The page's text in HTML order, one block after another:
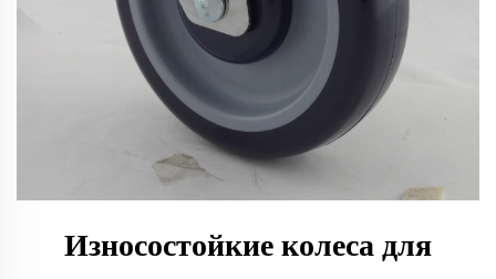
Износостойкие колеса для